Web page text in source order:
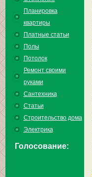
Планировка
квартиры
Платные статьи
Полы
Потолок
Ремонт своими
руками
Сантехника
Статьи
Строительство дома
Электрика
Голосование: